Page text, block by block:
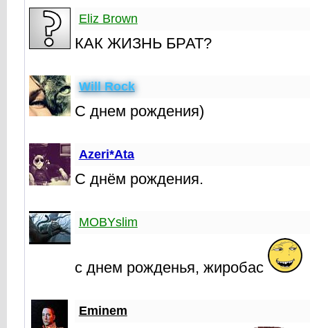
Eliz Brown
КАК ЖИЗНЬ БРАТ?
Will Rock
С днем рождения)
Azeri*Ata
С днём рождения.
MOBYslim
с днем рожденья, жиробас
Eminem